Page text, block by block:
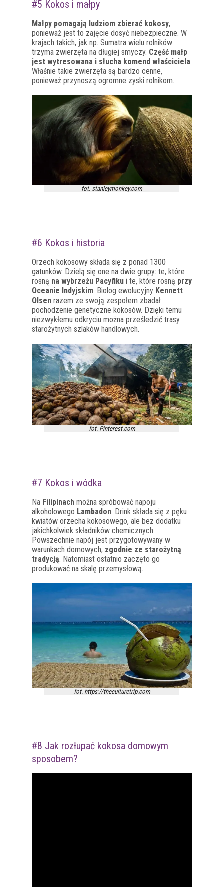
#5 Kokos i małpy
Małpy pomagają ludziom zbierać kokosy,
ponieważ jest to zajęcie dosyć niebezpieczne. W
krajach takich, jak np. Sumatra wielu rolników
trzyma zwierzęta na długiej smyczy. Część małp
jest wytresowana i słucha komend właściciela.
Właśnie takie zwierzęta są bardzo cenne,
ponieważ przynoszą ogromne zyski rolnikom.
fot. stanleymonkey.com
#6 Kokos i historia
Orzech kokosowy składa się z ponad 1300
gatunków. Dzielą się one na dwie grupy: te, które
rosną na wybrzeżu Pacyfiku i te, które rosną przy
Oceanie Indyjskim. Biolog ewolucyjny Kennett
Olsen razem ze swoją zespołem zbadał
pochodzenie genetyczne kokosów. Dzięki temu
niezwykłemu odkryciu można prześledzić trasy
starożytnych szlaków handlowych.
fot. Pinterest.com
#7 Kokos i wódka
Na Filipinach można spróbować napoju
alkoholowego Lambadon. Drink składa się z pęku
kwiatów orzecha kokosowego, ale bez dodatku
jakichkolwiek składników chemicznych.
Powszechnie napój jest przygotowywany w
warunkach domowych, zgodnie ze starożytną
tradycją. Natomiast ostatnio zaczęto go
produkować na skalę przemysłową.
fot. https://theculturetrip.com
#8 Jak rozłupać kokosa domowym
sposobem?